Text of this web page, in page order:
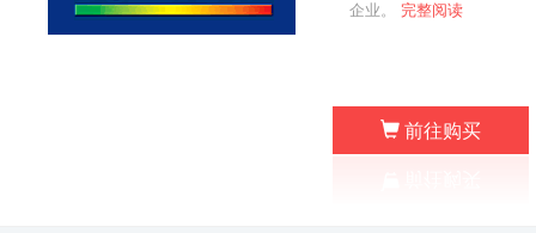
企业。 完整阅读
前往购买